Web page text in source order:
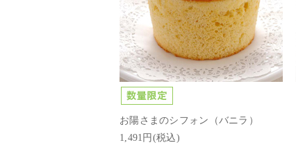
お陽さまのシフォン（バニラ）
1,491円(税込)